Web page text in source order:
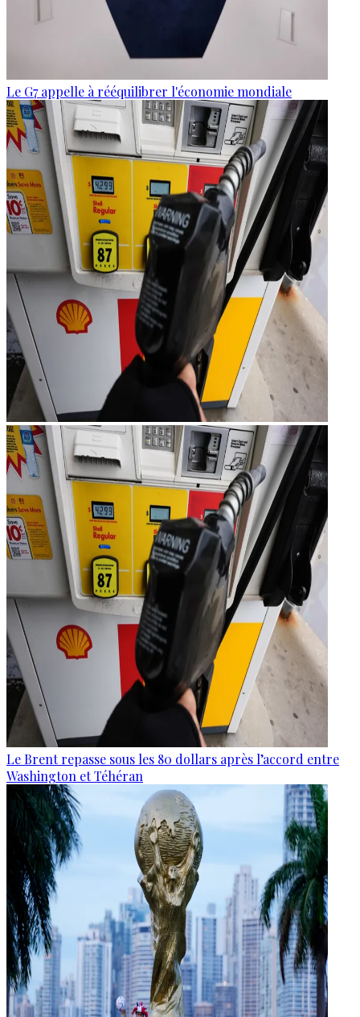
Le G7 appelle à rééquilibrer l'économie mondiale
Le Brent repasse sous les 80 dollars après l’accord entre
Washington et Téhéran